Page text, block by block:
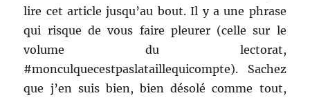
lire cet article jusqu’au bout. Il y a une phrase
qui risque de vous faire pleurer (celle sur le
volume du lectorat,
#monculquecestpaslataillequicompte). Sachez
que j’en suis bien, bien désolé comme tout,